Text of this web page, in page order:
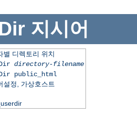
지시어
별 디렉토리 위치
directory-filename
public_html
설정, 가상호스트